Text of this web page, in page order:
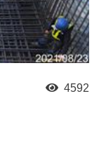
4592